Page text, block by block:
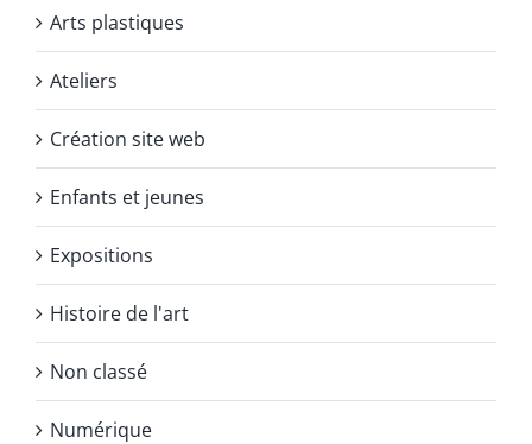
Arts plastiques
Ateliers
Création site web
Enfants et jeunes
Expositions
Histoire de l'art
Non classé
Numérique